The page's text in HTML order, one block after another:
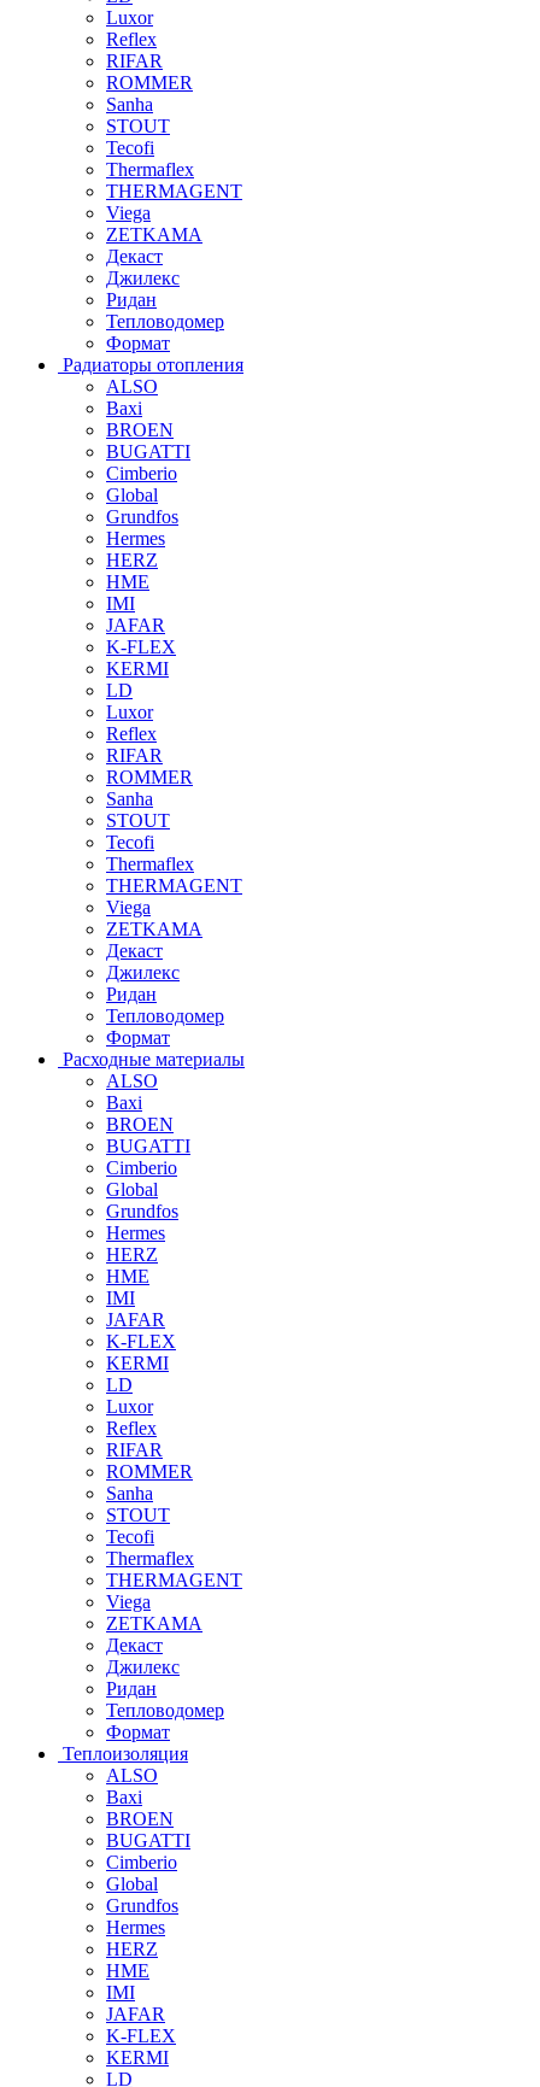
Luxor
Reflex
RIFAR
ROMMER
Sanha
STOUT
Tecofi
Thermaflex
THERMAGENT
Viega
ZETKAMA
Декаст
Джилекс
Ридан
Тепловодомер
Формат
Радиаторы отопления
ALSO
Baxi
BROEN
BUGATTI
Cimberio
Global
Grundfos
Hermes
HERZ
HME
IMI
JAFAR
K-FLEX
KERMI
LD
Luxor
Reflex
RIFAR
ROMMER
Sanha
STOUT
Tecofi
Thermaflex
THERMAGENT
Viega
ZETKAMA
Декаст
Джилекс
Ридан
Тепловодомер
Формат
Расходные материалы
ALSO
Baxi
BROEN
BUGATTI
Cimberio
Global
Grundfos
Hermes
HERZ
HME
IMI
JAFAR
K-FLEX
KERMI
LD
Luxor
Reflex
RIFAR
ROMMER
Sanha
STOUT
Tecofi
Thermaflex
THERMAGENT
Viega
ZETKAMA
Декаст
Джилекс
Ридан
Тепловодомер
Формат
Теплоизоляция
ALSO
Baxi
BROEN
BUGATTI
Cimberio
Global
Grundfos
Hermes
HERZ
HME
IMI
JAFAR
K-FLEX
KERMI
LD